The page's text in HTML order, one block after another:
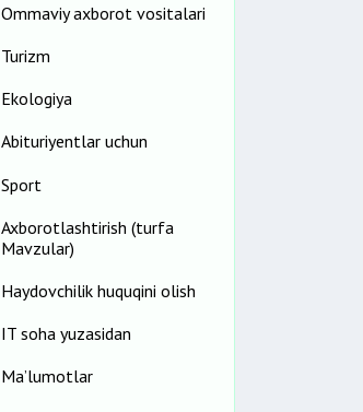
Ommaviy axborot vositalari
Turizm
Ekologiya
Abituriyentlar uchun
Sport
Axborotlashtirish (turfa
Mavzular)
Haydovchilik huquqini olish
IT soha yuzasidan
Ma’lumotlar